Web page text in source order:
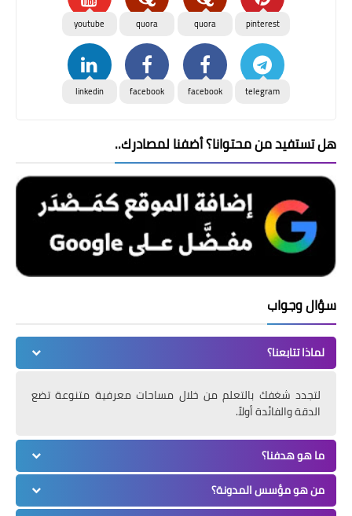
pinterest
quora
quora
youtube
telegram
facebook
facebook
linkedin
هل تستفيد من محتوانا؟ أضفنا لمصادرك..
سؤال وجواب
لماذا تتابعنا؟
لتجدد شغفك بالتعلم من خلال مساحات معرفية متنوعة تضع
الدقة والفائدة أولاً.
ما هو هدفنا؟
من هو مؤسس المدونة؟